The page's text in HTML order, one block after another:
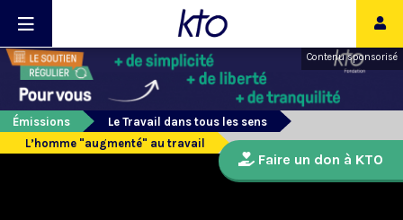
Contenu sponsorisé
Émissions
Le Travail dans tous les sens
L’homme "augmenté" au travail
Faire un don à KTO